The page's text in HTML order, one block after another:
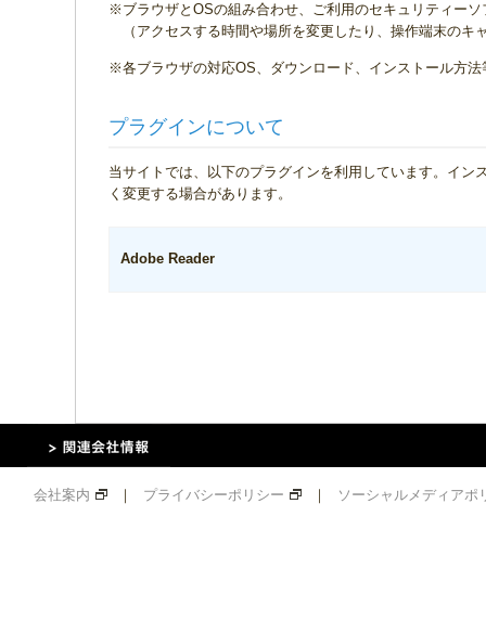
※ブラウザとOSの組み合わせ、ご利用のセキュリティー
（アクセスする時間や場所を変更したり、操作端末の
※各ブラウザの対応OS、ダウンロード、インストール方
プラグインについて
当サイトでは、以下のプラグインを利用しています。イ
く変更する場合があります。
Adobe Reader
会社案内 ｜ プライバシーポリシー ｜ ソーシャルメディアポ